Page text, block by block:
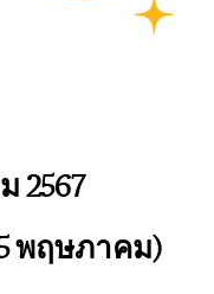
2567
พฤษภาคม)